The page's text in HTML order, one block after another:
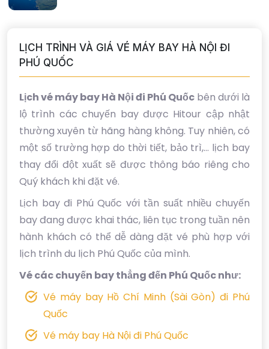
LỊCH TRÌNH VÀ GIÁ VÉ MÁY BAY HÀ NỘI ĐI
PHÚ QUỐC
Lịch vé máy bay Hà Nội đi Phú Quốc bên dưới là
lộ trình các chuyến bay được Hitour cập nhật
thường xuyên từ hãng hàng không. Tuy nhiên, có
một số trường hợp do thời tiết, bảo trì,... lịch bay
thay đổi đột xuất sẽ được thông báo riêng cho
Quý khách khi đặt vé.
Lịch bay đi Phú Quốc với tần suất nhiều chuyến
bay đang được khai thác, liên tục trong tuần nên
hành khách có thể dễ dàng đặt vé phù hợp với
lịch trình du lịch Phú Quốc của mình.
Vé các chuyến bay thẳng đến Phú Quốc như:
Vé máy bay Hồ Chí Minh (Sài Gòn) đi Phú
Quốc
Vé máy bay Hà Nội đi Phú Quốc